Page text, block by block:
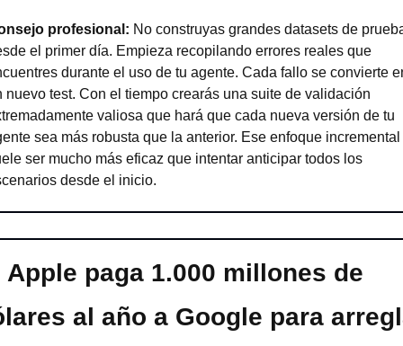
profesional: No construyas grandes datasets de
el primer día. Empieza recopilando errores reales que
durante el uso de tu agente. Cada fallo se convierte
nuevo test. Con el tiempo crearás una suite de validación
valiosa que hará que cada nueva versión de tu
sea más robusta que la anterior. Ese enfoque incremental
ser mucho más eficaz que intentar anticipar todos los
desde el inicio.
Apple paga 1.000 millones de
al año a Google para